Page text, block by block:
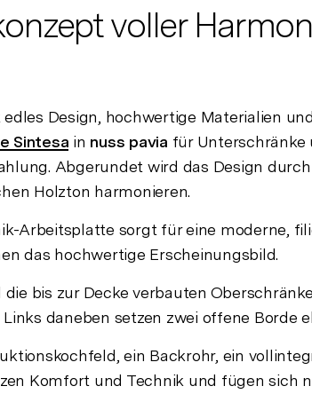
voller
edles Design, hochwertige Materialien
Sintesa in nuss pavia für Unterschränke
Abgerundet wird das Design durch
Holzton harmonieren.
Arbeitsplatte sorgt für eine moderne,
das hochwertige Erscheinungsbild.
bis zur Decke verbauten
daneben setzen zwei offene Borde
ein Backrohr, ein
Komfort und Technik und fügen sich